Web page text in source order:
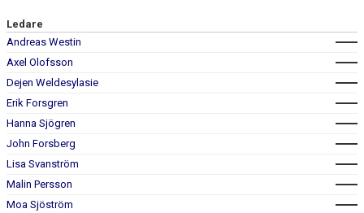
Ledare
Andreas Westin
Axel Olofsson
Dejen Weldesylasie
Erik Forsgren
Hanna Sjögren
John Forsberg
Lisa Svanström
Malin Persson
Moa Sjöström